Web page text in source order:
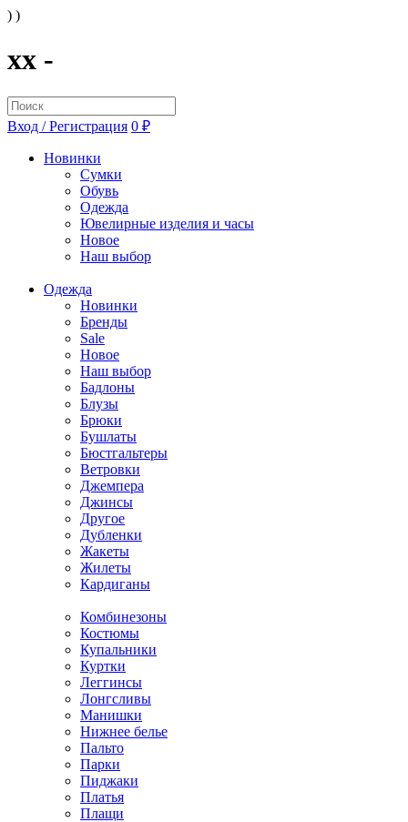
) )
xx -
Вход / Регистрация 0 ₽
Новинки
Сумки
Обувь
Одежда
Ювелирные изделия и часы
Новое
Наш выбор
Одежда
Новинки
Бренды
Sale
Новое
Наш выбор
Бадлоны
Блузы
Брюки
Бушлаты
Бюстгальтеры
Ветровки
Джемпера
Джинсы
Другое
Дубленки
Жакеты
Жилеты
Кардиганы
Комбинезоны
Костюмы
Купальники
Куртки
Леггинсы
Лонгсливы
Манишки
Нижнее белье
Пальто
Парки
Пиджаки
Платья
Плащи